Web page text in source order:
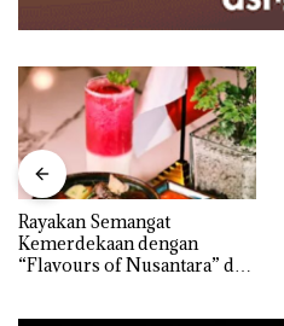
Rayakan Semangat
Kemerdekaan dengan
“Flavours of Nusantara” di